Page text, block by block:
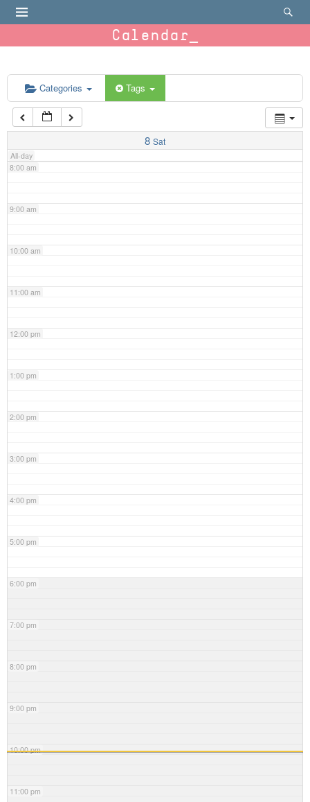
Calendar
Categories Tags
8 Sat
All-day
6:00 am
7:00 am
8:00 am
9:00 am
10:00 am
11:00 am
12:00 pm
1:00 pm
2:00 pm
3:00 pm
4:00 pm
5:00 pm
6:00 pm
7:00 pm
8:00 pm
9:00 pm
10:00 pm
11:00 pm